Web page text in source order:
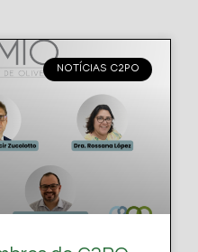
NOTÍCIAS C2PO